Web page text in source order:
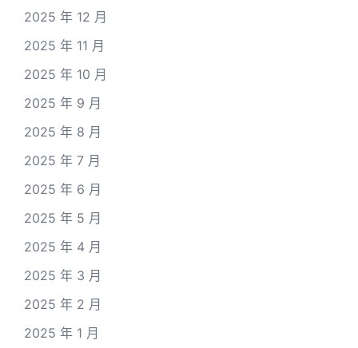
2025 年 12 月
2025 年 11 月
2025 年 10 月
2025 年 9 月
2025 年 8 月
2025 年 7 月
2025 年 6 月
2025 年 5 月
2025 年 4 月
2025 年 3 月
2025 年 2 月
2025 年 1 月